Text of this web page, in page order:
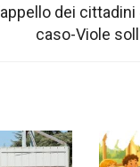
dei cittadini
caso-Viole